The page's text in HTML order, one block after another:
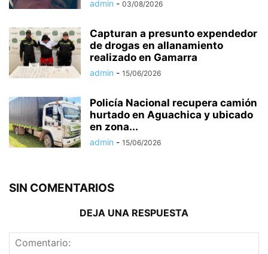
admin - 03/08/2026
Capturan a presunto expendedor
de drogas en allanamiento
realizado en Gamarra
admin - 15/06/2026
Policía Nacional recupera camión
hurtado en Aguachica y ubicado
en zona...
admin - 15/06/2026
SIN COMENTARIOS
DEJA UNA RESPUESTA